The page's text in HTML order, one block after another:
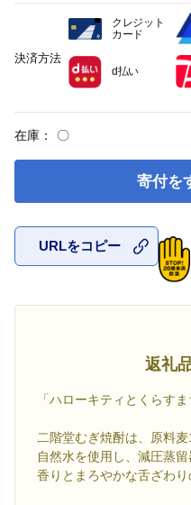
在庫： 〇
寄付を
URLをコピー
返礼
「ハローキティとくらすま
二階堂むぎ焼酎は、原料麦
自然水を使用し、減圧蒸
香りとまろやかな舌ざわり
決済方法
クレジット
カード
d払い